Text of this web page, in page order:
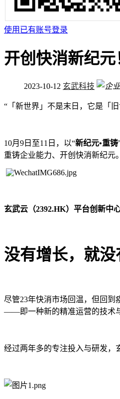
使用已有账号登录
开创快消新纪元
2023-10-12 玄武科技
“「新世界」不是末日，它是「
10月9日至11日，以“新纪元•重铸
重铸企业能力、开创快消新纪元。
玄武云 （2392.HK）平台创新中
没有增长，就没
尽管23年快消市场回温，但回到
——即一种新的精准运营的技术
经过两年多的专注投入与研发